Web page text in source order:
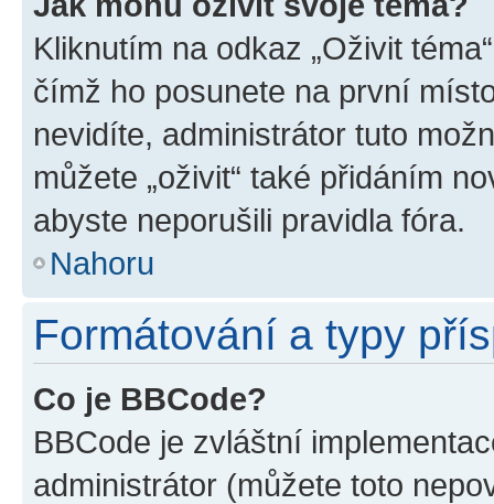
Kliknutím na odkaz „Oživit
čímž ho posunete na první
nevidíte, administrátor tuto
můžete „oživit“ také přidáním
abyste neporušili pravidla fóra.
Nahoru
Formátování a typy
Co je BBCode?
BBCode je zvláštní
administrátor (můžete toto